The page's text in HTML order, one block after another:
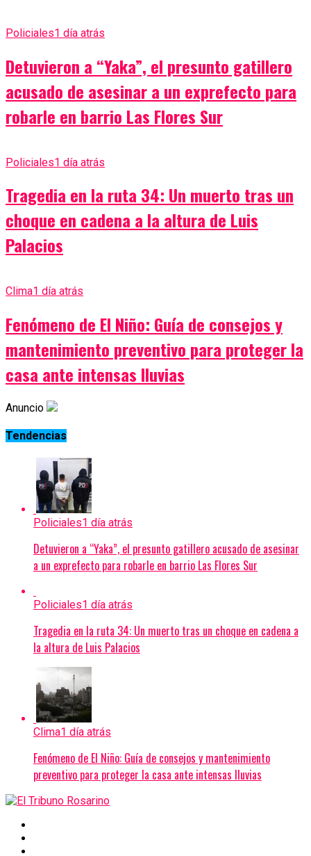
Policiales1 día atrás
Detuvieron a “Yaka”, el presunto gatillero
acusado de asesinar a un exprefecto para
robarle en barrio Las Flores Sur
Policiales1 día atrás
Tragedia en la ruta 34: Un muerto tras un
choque en cadena a la altura de Luis
Palacios
Clima1 día atrás
Fenómeno de El Niño: Guía de consejos y
mantenimiento preventivo para proteger la
casa ante intensas lluvias
Anuncio
Tendencias
Policiales1 día atrás
Detuvieron a “Yaka”, el presunto gatillero acusado de asesinar
a un exprefecto para robarle en barrio Las Flores Sur
Policiales1 día atrás
Tragedia en la ruta 34: Un muerto tras un choque en cadena a
la altura de Luis Palacios
Clima1 día atrás
Fenómeno de El Niño: Guía de consejos y mantenimiento
preventivo para proteger la casa ante intensas lluvias